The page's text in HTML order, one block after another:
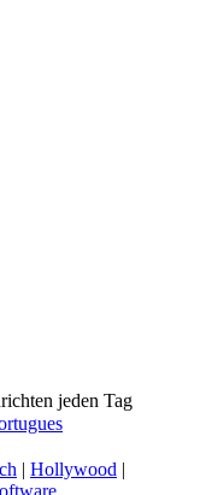
jeden Tag
| Hollywood |